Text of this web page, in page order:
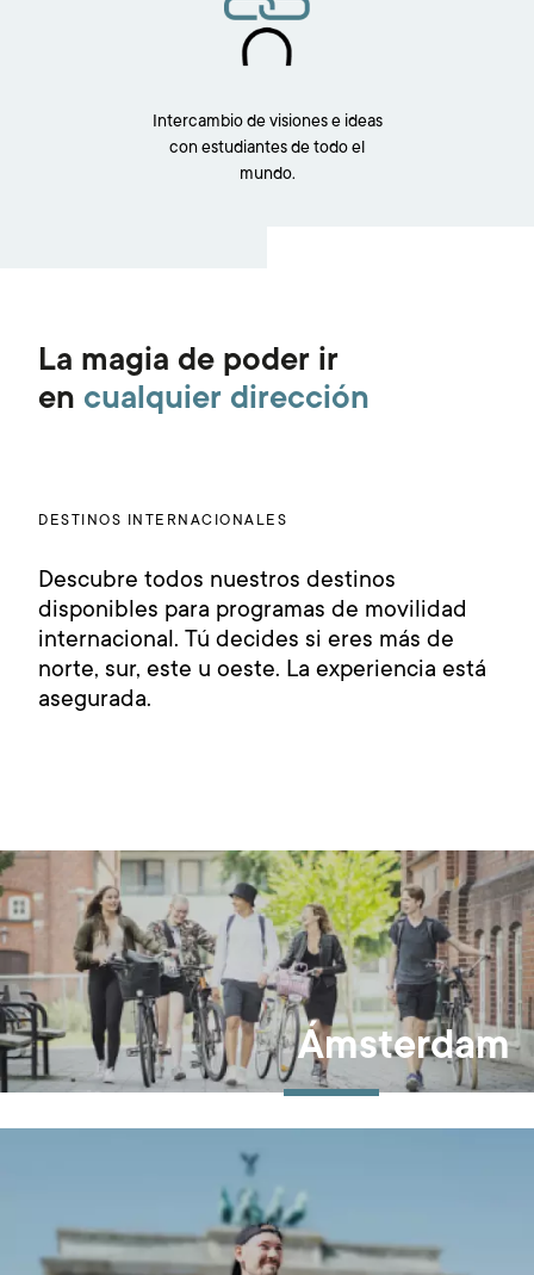
Intercambio de visiones e ideas
con estudiantes de todo el
mundo.
DESTINOS INTERNACIONALES
Descubre todos nuestros destinos
disponibles para programas de movilidad
internacional. Tú decides si eres más de
norte, sur, este u oeste. La experiencia está
asegurada.
La magia de poder ir
en cualquier dirección
Ámsterdam